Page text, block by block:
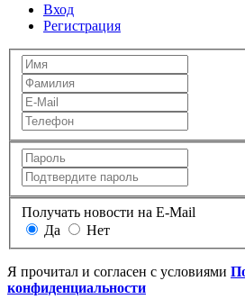
Вход
Регистрация
Получать новости на E-Mail
Да
Нет
Я прочитал и согласен с условиями
конфиденциальности